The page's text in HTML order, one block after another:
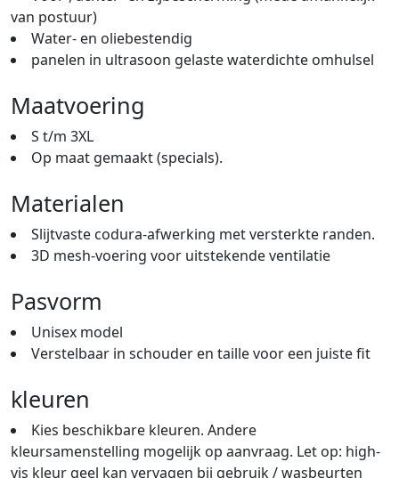
van postuur)
Water- en oliebestendig
panelen in ultrasoon gelaste waterdichte omhulsel
Maatvoering
S t/m 3XL
Op maat gemaakt (specials).
Materialen
Slijtvaste codura-afwerking met versterkte randen.
3D mesh-voering voor uitstekende ventilatie
Pasvorm
Unisex model
Verstelbaar in schouder en taille voor een juiste fit
kleuren
Kies beschikbare kleuren. Andere
kleursamenstelling mogelijk op aanvraag. Let op: high-
vis kleur geel kan vervagen bij gebruik / wasbeurten